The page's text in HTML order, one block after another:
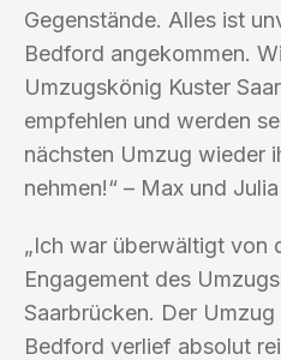
Gegenstände. Alles ist
Bedford angekommen.
Umzugskönig Kuster
empfehlen und werden
nächsten Umzug wieder
nehmen!“ – Max und Julia
„Ich war überwältigt von
Engagement des
Saarbrücken. Der
Bedford verlief absolut